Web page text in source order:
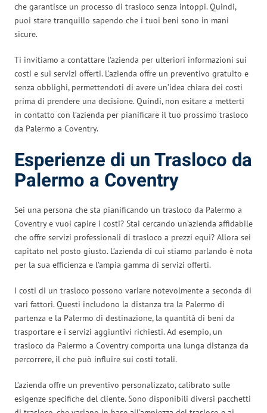
che garantisce un processo di trasloco senza intoppi. Quindi,
puoi stare tranquillo sapendo che i tuoi beni sono in mani
sicure.
Ti invitiamo a contattare l’azienda per ulteriori informazioni sui
costi e sui servizi offerti. L’azienda offre un preventivo gratuito e
senza obblighi, permettendoti di avere un’idea chiara dei costi
prima di prendere una decisione. Quindi, non esitare a metterti
in contatto con l’azienda per pianificare il tuo prossimo trasloco
da Palermo a Coventry.
Esperienze di un Trasloco da
Palermo a Coventry
Sei una persona che sta pianificando un trasloco da Palermo a
Coventry e vuoi capire i costi? Stai cercando un’azienda affidabile
che offre servizi professionali di trasloco a prezzi equi? Allora sei
capitato nel posto giusto. L’azienda di cui stiamo parlando è nota
per la sua efficienza e l’ampia gamma di servizi offerti.
I costi di un trasloco possono variare notevolmente a seconda di
vari fattori. Questi includono la distanza tra la Palermo di
partenza e la Palermo di destinazione, la quantità di beni da
trasportare e i servizi aggiuntivi richiesti. Ad esempio, un
trasloco da Palermo a Coventry comporta una lunga distanza da
percorrere, il che può influire sui costi totali.
L’azienda offre un preventivo personalizzato, calibrato sulle
esigenze specifiche del cliente. Sono disponibili diversi pacchetti